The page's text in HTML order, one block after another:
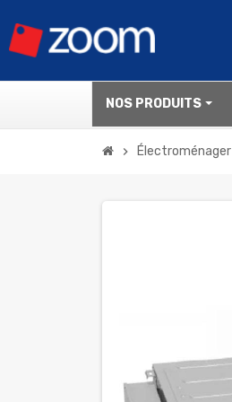
NOS PRODUITS
chevron_right Électroménager